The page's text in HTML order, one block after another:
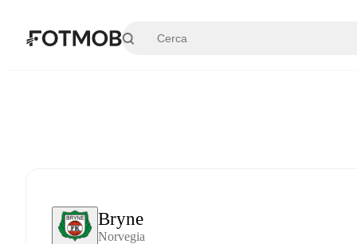
Bryne
Norvegia